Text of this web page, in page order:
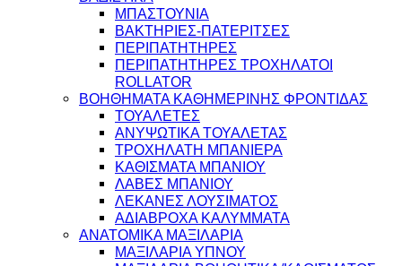
ΜΠΑΣΤΟΥΝΙΑ
ΒΑΚΤΗΡΙΕΣ-ΠΑΤΕΡΙΤΣΕΣ
ΠΕΡΙΠΑΤΗΤΗΡΕΣ
ΠΕΡΙΠΑΤΗΤΗΡΕΣ ΤΡΟΧΗΛΑΤΟΙ
ROLLATOR
ΒΟΗΘΗΜΑΤΑ ΚΑΘΗΜΕΡΙΝΗΣ ΦΡΟΝΤΙΔΑΣ
ΤΟΥΑΛΕΤΕΣ
ΑΝΥΨΩΤΙΚΑ ΤΟΥΑΛΕΤΑΣ
ΤΡΟΧΗΛΑΤΗ ΜΠΑΝΙΕΡΑ
ΚΑΘΙΣΜΑΤΑ ΜΠΑΝΙΟΥ
ΛΑΒΕΣ ΜΠΑΝΙΟΥ
ΛΕΚΑΝΕΣ ΛΟΥΣΙΜΑΤΟΣ
ΑΔΙΑΒΡΟΧΑ ΚΑΛΥΜΜΑΤΑ
ΑΝΑΤΟΜΙΚΑ ΜΑΞΙΛΑΡΙΑ
ΜΑΞΙΛΑΡΙΑ ΥΠΝΟΥ